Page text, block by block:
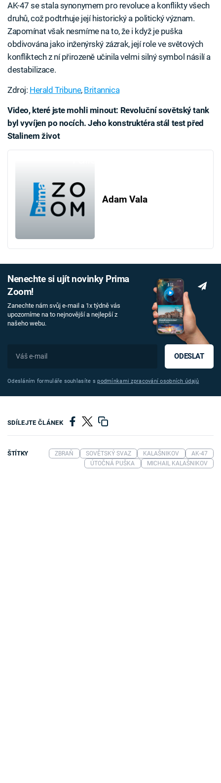
AK-47 se stala synonymem pro revoluce a konflikty všech
druhů, což podtrhuje její historický a politický význam.
Zapomínat však nesmíme na to, že i když je puška
obdivována jako inženýrský zázrak, její role ve světových
konfliktech z ní přirozeně učinila velmi silný symbol násilí a
destabilizace.
Zdroj: Herald Tribune, Britannica
Video, které jste mohli minout: Revoluční sovětský tank
byl vyvíjen po nocích. Jeho konstruktéra stál test před
Stalinem život
Adam Vala
Nenechte si ujít novinky Prima
Zoom!
Zanechte nám svůj e-mail a 1x týdně vás
upozorníme na to nejnovější a nejlepší z
našeho webu.
ODESLAT
Odesláním formuláře souhlasíte spodmínkami zpracování osobních údajů
SDÍLEJTE ČLÁNEK
ŠTÍTKY ZBRAŇ SOVĚTSKÝ SVAZ KALAŠNIKOV
AK-47
ÚTOČNÁ PUŠKA
MICHAIL KALAŠNIKOV